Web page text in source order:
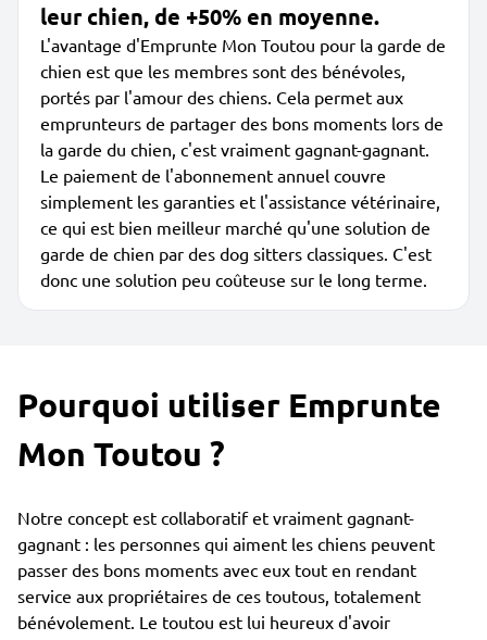
leur chien, de +50% en moyenne.
L'avantage d'Emprunte Mon Toutou pour la garde de
chien est que les membres sont des bénévoles,
portés par l'amour des chiens. Cela permet aux
emprunteurs de partager des bons moments lors de
la garde du chien, c'est vraiment gagnant-gagnant.
Le paiement de l'abonnement annuel couvre
simplement les garanties et l'assistance vétérinaire,
ce qui est bien meilleur marché qu'une solution de
garde de chien par des dog sitters classiques. C'est
donc une solution peu coûteuse sur le long terme.
Pourquoi utiliser Emprunte
Mon Toutou ?
Notre concept est collaboratif et vraiment gagnant-
gagnant : les personnes qui aiment les chiens peuvent
passer des bons moments avec eux tout en rendant
service aux propriétaires de ces toutous, totalement
bénévolement. Le toutou est lui heureux d'avoir